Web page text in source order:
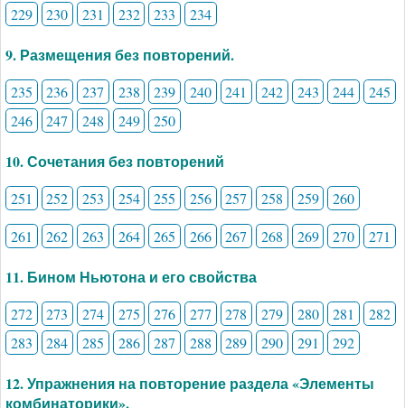
229
230 231 232 233 234
9. Размещения без повторений.
235 236 237 238 239 240 241 242 243 244
245
246
247 248 249 250
10. Сочетания без повторений
251 252 253 254 255 256 257 258 259
260
261
262 263 264 265 266 267 268 269 270 271
11. Бином Ньютона и его свойства
272 273 274 275 276 277 278 279 280 281
282
283
284 285 286 287 288 289 290 291 292
12. Упражнения на повторение раздела «Элементы
комбинаторики».